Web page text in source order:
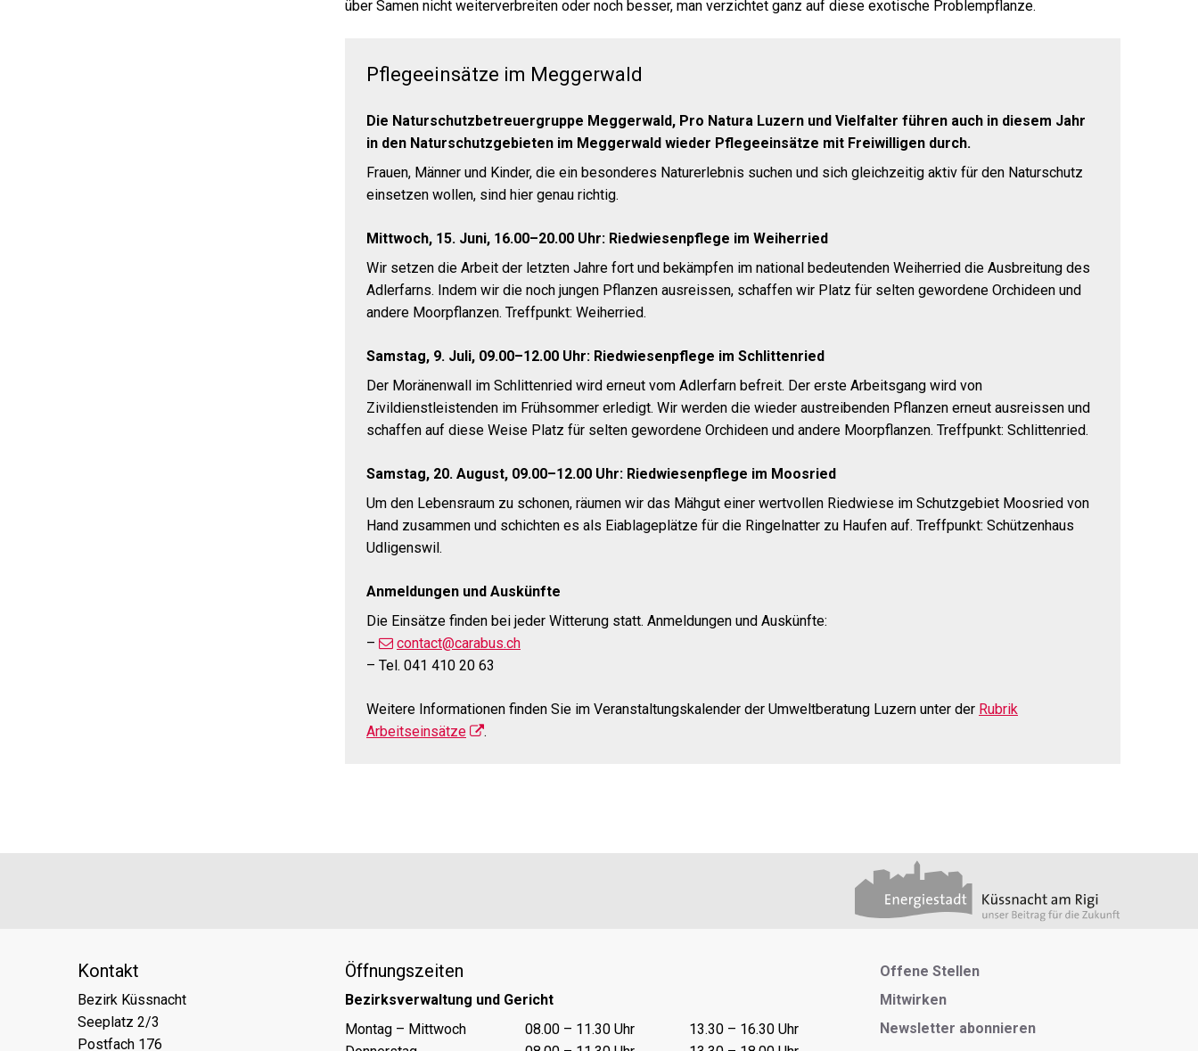
über Samen nicht weiterverbreiten oder noch besser, man verzichtet ganz auf diese exotische Problempflanze.
Pflegeeinsätze im Meggerwald
Die Naturschutzbetreuergruppe Meggerwald, Pro Natura Luzern und Vielfalter führen auch in diesem Jahr
in den Naturschutzgebieten im Meggerwald wieder Pflegeeinsätze mit Freiwilligen durch.
Frauen, Männer und Kinder, die ein besonderes Naturerlebnis suchen und sich gleichzeitig aktiv für den Naturschutz
einsetzen wollen, sind hier genau richtig.
Mittwoch, 15. Juni, 16.00–20.00 Uhr: Riedwiesenpflege im Weiherried
Wir setzen die Arbeit der letzten Jahre fort und bekämpfen im national bedeutenden Weiherried die Ausbreitung des
Adlerfarns. Indem wir die noch jungen Pflanzen ausreissen, schaffen wir Platz für selten gewordene Orchideen und
andere Moorpflanzen. Treffpunkt: Weiherried.
Samstag, 9. Juli, 09.00–12.00 Uhr: Riedwiesenpflege im Schlittenried
Der Moränenwall im Schlittenried wird erneut vom Adlerfarn befreit. Der erste Arbeitsgang wird von
Zivildienstleistenden im Frühsommer erledigt. Wir werden die wieder austreibenden Pflanzen erneut ausreissen und
schaffen auf diese Weise Platz für selten gewordene Orchideen und andere Moorpflanzen. Treffpunkt: Schlittenried.
Samstag, 20. August, 09.00–12.00 Uhr: Riedwiesenpflege im Moosried
Um den Lebensraum zu schonen, räumen wir das Mähgut einer wertvollen Riedwiese im Schutzgebiet Moosried von
Hand zusammen und schichten es als Eiablageplätze für die Ringelnatter zu Haufen auf. Treffpunkt: Schützenhaus
Udligenswil.
Anmeldungen und Auskünfte
Die Einsätze finden bei jeder Witterung statt. Anmeldungen und Auskünfte:
–
contact@carabus.ch
– Tel. 041 410 20 63
Weitere Informationen finden Sie im Veranstaltungskalender der Umweltberatung Luzern unter der Rubrik
Arbeitseinsätze
.
Kontakt
Bezirk Küssnacht
Seeplatz 2/3
Postfach 176
Öffnungszeiten
Bezirksverwaltung und Gericht
TagÖffnungszeiten VormittagÖffnungszeiten Nachmittag
Montag – Mittwoch 08.00 – 11.30 Uhr
13.30 – 16.30 Uhr
Metanavigation
Offene Stellen
Mitwirken
Newsletter abonnieren